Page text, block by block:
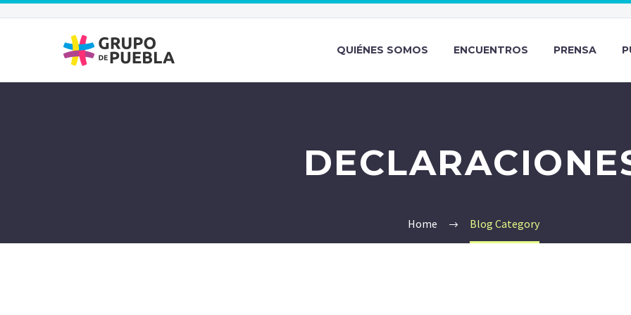
QUIÉNES SOMOS ENCUENTROS PRENSA
Home Blog Category